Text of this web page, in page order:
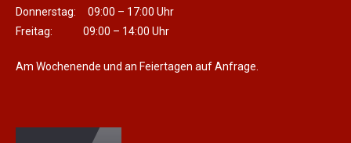
Donnerstag: 09:00 – 17:00 Uhr
Freitag: 09:00 – 14:00 Uhr
Am Wochenende und an Feiertagen auf Anfrage.